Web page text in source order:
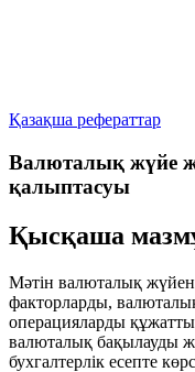
Қазақша рефераттар
Валюталық жүйе
қалыптасуы
Қысқаша
Мәтін валюталық
факторларды,
операцияларды
валюталық бақылауды
бухгалтерлік есепте